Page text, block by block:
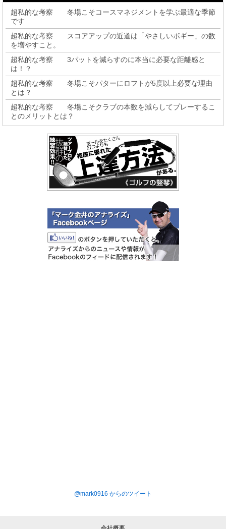
超私的な考察 冬場こそコースマネジメントを学ぶ最適な季節
です
超私的な考察 スコアアップの近道は「やさしいボギー」の数
を増やすこと。
超私的な考察 3パットを減らすのに本当に必要な距離感と
は！？
超私的な考察 冬場こそパターにロフトが5度以上必要な理由
とは？
超私的な考察 冬場こそクラブの本数を減らしてプレーするこ
とのメリットとは？
@mark0916 からのツイート